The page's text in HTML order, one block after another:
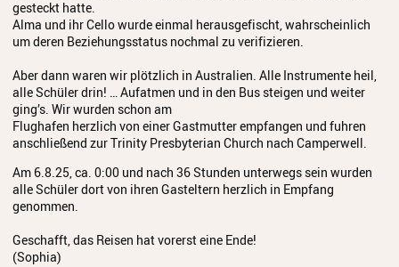
gesteckt hatte.
Alma und ihr Cello wurde einmal herausgefischt, wahrscheinlich
um deren Beziehungsstatus nochmal zu verifizieren.
Aber dann waren wir plötzlich in Australien. Alle Instrumente heil,
alle Schüler drin! … Aufatmen und in den Bus steigen und weiter
ging’s. Wir wurden schon am
Flughafen herzlich von einer Gastmutter empfangen und fuhren
anschließend zur Trinity Presbyterian Church nach Camperwell.
Am 6.8.25, ca. 0:00 und nach 36 Stunden unterwegs sein wurden
alle Schüler dort von ihren Gasteltern herzlich in Empfang
genommen.
Geschafft, das Reisen hat vorerst eine Ende!
(Sophia)